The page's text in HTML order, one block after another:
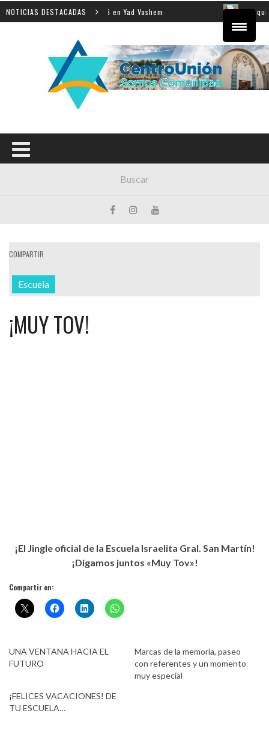
NOTICIAS DESTACADAS
de la Shoá en Yad Vashem El equipo
COMPARTIR
Escuela
¡MUY TOV!
¡El Jingle oficial de la Escuela Israelita Gral. San Martín!
¡Digamos juntos «Muy Tov»!
Compartir en:
UNA VENTANA HACIA EL
FUTURO
Marcas de la memoria, paseo
con referentes y un momento
muy especial
¡FELICES VACACIONES! DE
TU ESCUELA…